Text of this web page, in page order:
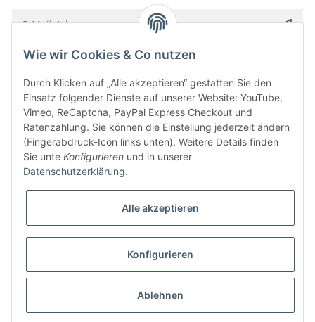
Bitte senden Sie mir entsprechend IhrerDatenschutzerklärung
* Alle Preise inkl. gesetzlicher USt., zzgl.
Besucherzähler: 5853661
UmsetzungVlarom E-Commerce Agentur| Powered byJTL-Shop|
CLEARIX JTL-Shop Template
Wie wir Cookies & Co nutzen
Durch Klicken auf „Alle akzeptieren“ gestatten Sie den
Einsatz folgender Dienste auf unserer Website: YouTube,
Vimeo, ReCaptcha, PayPal Express Checkout und
Ratenzahlung. Sie können die Einstellung jederzeit ändern
(Fingerabdruck-Icon links unten). Weitere Details finden
Sie unte Konfigurieren und in unserer
Datenschutzerklärung.
Alle akzeptieren
Konfigurieren
Ablehnen